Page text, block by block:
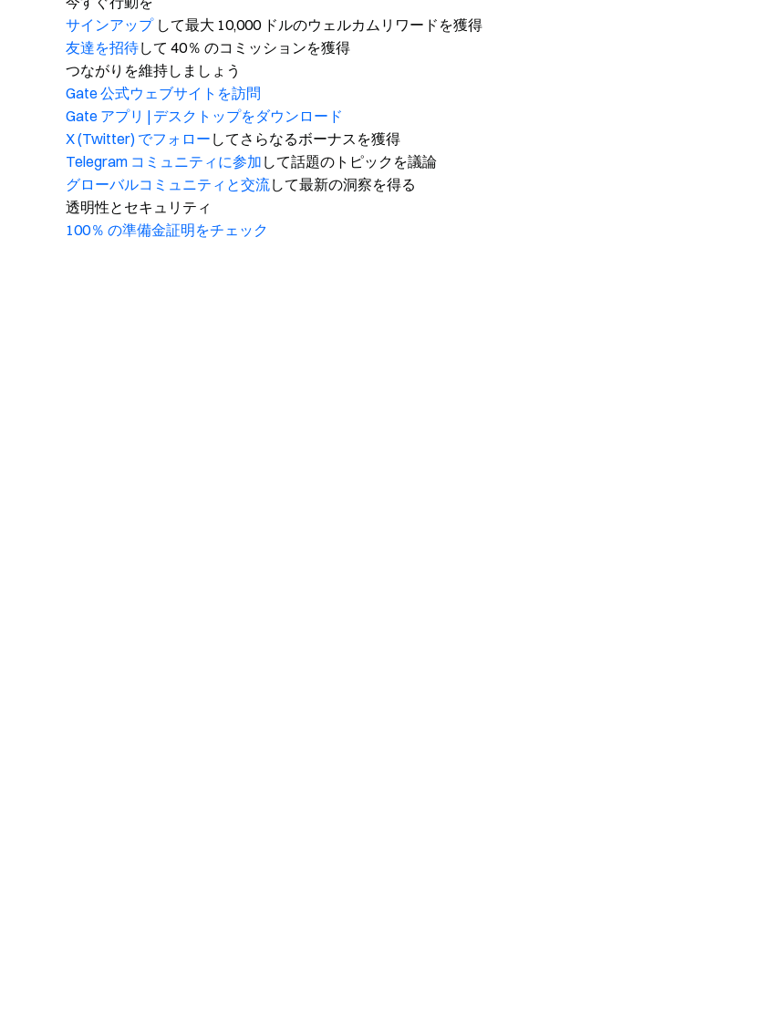
サインアップ して最大 10,000 ドルのウェルカムリワードを獲得
友達を招待して 40％ のコミッションを獲得
つながりを維持しましょう
Gate 公式ウェブサイトを訪問
Gate アプリ | デスクトップをダウンロード
X (Twitter) でフォロー してさらなるボーナスを獲得
Telegram コミュニティに参加 して話題のトピックを議論
グローバルコミュニティと交流して最新の洞察を得る
透明性とセキュリティ
100％ の準備金証明をチェック